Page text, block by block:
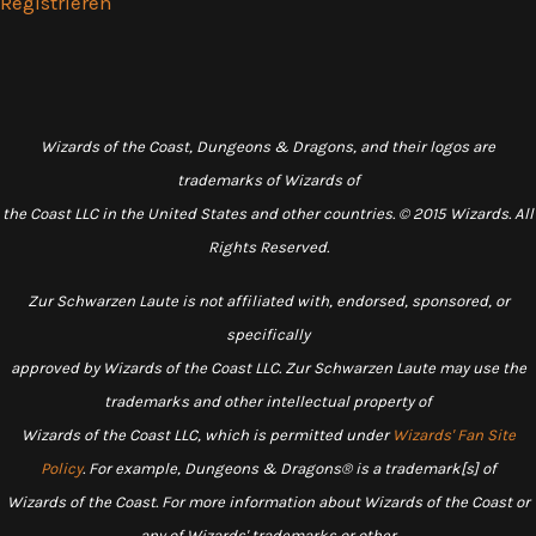
Wizards of the Coast, Dungeons & Dragons, and their logos are
trademarks of Wizards of
the Coast LLC in the United States and other countries. © 2015 Wizards. All
Rights Reserved.
Zur Schwarzen Laute is not affiliated with, endorsed, sponsored, or
specifically
approved by Wizards of the Coast LLC. Zur Schwarzen Laute may use the
trademarks and other intellectual property of
Wizards of the Coast LLC, which is permitted under Wizards' Fan Site
Policy. For example, Dungeons & Dragons® is a trademark[s] of
Wizards of the Coast. For more information about Wizards of the Coast or